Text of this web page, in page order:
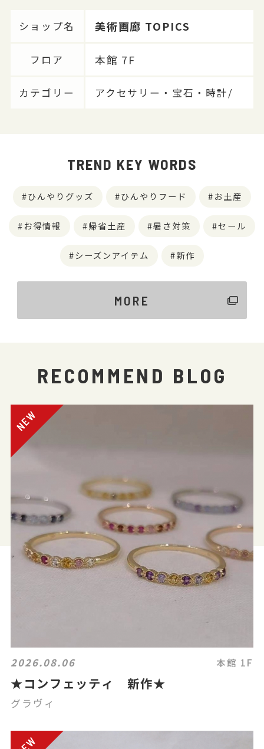
ショップ名 美術画廊 TOPICS
フロア 本館 7F
カテゴリー アクセサリー・宝石・時計/
TREND KEY WORDS
ひんやりグッズ ひんやりフード お土産
お得情報 帰省土産 暑さ対策 セール
シーズンアイテム 新作
MORE
RECOMMEND BLOG
2026.08.06 本館 1F
★コンフェッティ 新作★
グラヴィ